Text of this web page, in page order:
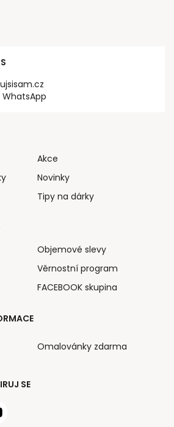
SE
Akce
Novinky
Tipy na dárky
Objemové slevy
Věrnostní program
FACEBOOK skupina
Omalovánky zdarma